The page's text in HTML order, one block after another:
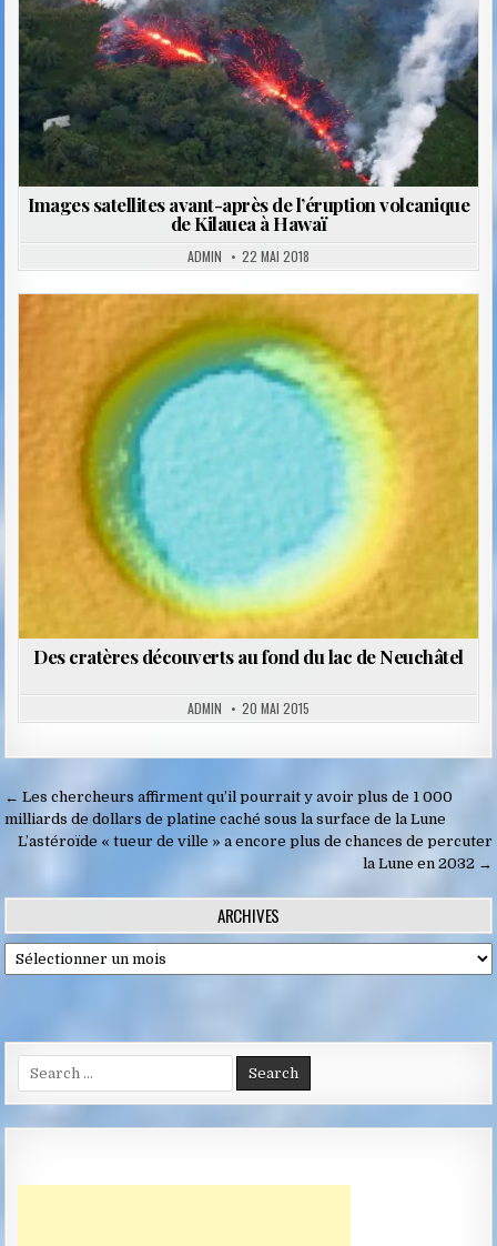
Images satellites avant-après de l’éruption volcanique
de Kilauea à Hawaï
ADMIN 22 MAI 2018
Posted
in
Des cratères découverts au fond du lac de Neuchâtel
ADMIN 20 MAI 2015
Navigation
de
← Les chercheurs affirment qu’il pourrait y avoir plus de 1 000
milliards de dollars de platine caché sous la surface de la Lune
L’astéroïde « tueur de ville » a encore plus de chances de percuter
la Lune en 2032 →
ARCHIVES
Archives
for: